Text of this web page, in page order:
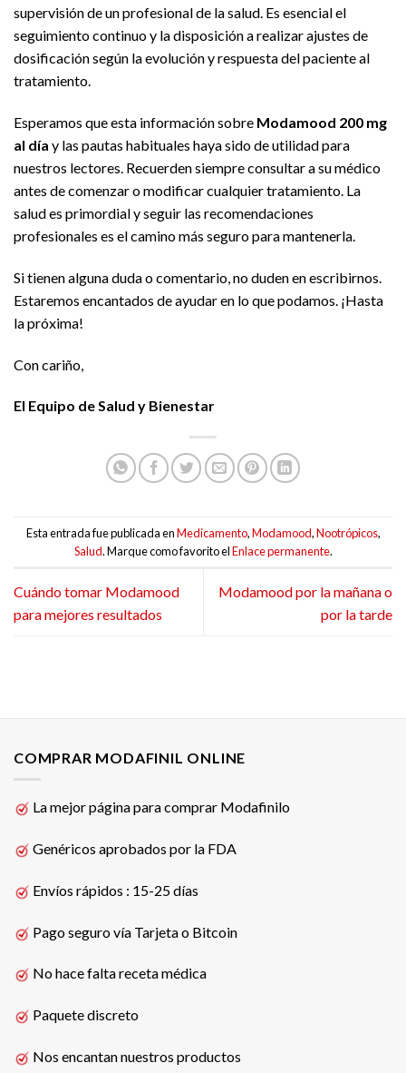
supervisión de un profesional de la salud. Es esencial el
seguimiento continuo y la disposición a realizar ajustes de
dosificación según la evolución y respuesta del paciente al
tratamiento.
Esperamos que esta información sobre Modamood 200 mg
al día y las pautas habituales haya sido de utilidad para
nuestros lectores. Recuerden siempre consultar a su médico
antes de comenzar o modificar cualquier tratamiento. La
salud es primordial y seguir las recomendaciones
profesionales es el camino más seguro para mantenerla.
Si tienen alguna duda o comentario, no duden en escribirnos.
Estaremos encantados de ayudar en lo que podamos. ¡Hasta
la próxima!
Con cariño,
El Equipo de Salud y Bienestar
Esta entrada fue publicada enMedicamento,Modamood,Nootrópicos,
Salud. Marque como favorito elEnlace permanente.
Cuándo tomar Modamood
para mejores resultados
Modamood por la mañana o
por la tarde
COMPRAR MODAFINIL ONLINE
La mejor página para comprar Modafinilo
Genéricos aprobados por la FDA
Envíos rápidos : 15-25 días
Pago seguro vía Tarjeta o Bitcoin
No hace falta receta médica
Paquete discreto
Nos encantan nuestros productos